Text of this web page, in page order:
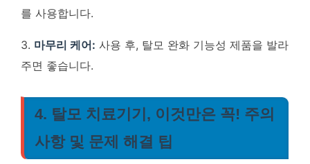
를 사용합니다.
3. 마무리 케어: 사용 후, 탈모 완화 기능성 제품을 발라
주면 좋습니다.
4. 탈모 치료기기, 이것만은 꼭! 주의
사항 및 문제 해결 팁